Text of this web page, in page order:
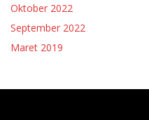
Oktober 2022
September 2022
Maret 2019